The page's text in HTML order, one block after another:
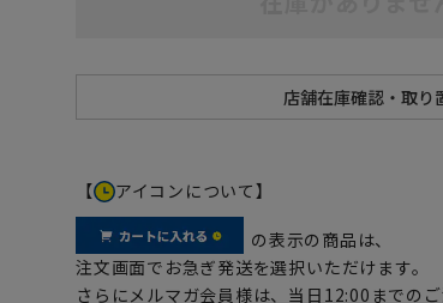
【 アイコンについて】
の表示の商品は、
注文画面でお急ぎ発送を選択いただけます。
さらにメルマガ会員様は、当日12:00までの